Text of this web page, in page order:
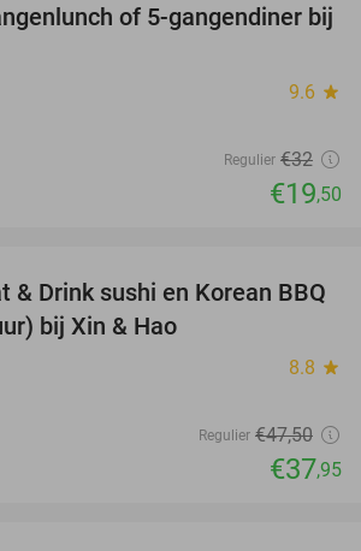
39%
of 5-gangendiner bij
9.6 star
Regulier €32
€19,50
20%
& Drink sushi en Korean BBQ
bij Xin & Hao
8.8 star
Regulier €47,50
€37,95